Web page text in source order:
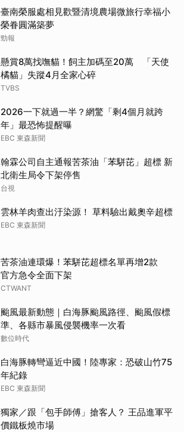
臺南榮服處相見歡暨清境農場微旅行幸福小
榮眷圓滿築夢
勁報
懸賞8萬找嘸貓！飼主加碼至20萬 「天使
橘貓」失蹤4月全家心碎
TVBS
2026一下就過一半？網驚「剩4個月就跨
年」最恐怖提醒曝
EBC 東森新聞
翰霖公司自主通報苦茶油「苯駢芘」超標 新
北衛生局令下架停售
台視
雲林羊肉查出汙染源！ 草料驗出戴奧辛超標
EBC 東森新聞
苦茶油連環爆！苯駢芘超標名單再增2款
官方急令全面下架
CTWANT
颱風最新動態｜白海豚颱風路徑、颱風假標
準、各縣市暴風侵襲機率一次看
數位時代
白海豚轉彎逼近中國！陸專家：恐破山竹75
年紀錄
EBC 東森新聞
獨家／跟「包手師傅」搶客人？ 王品進軍平
價鐵板燒市場